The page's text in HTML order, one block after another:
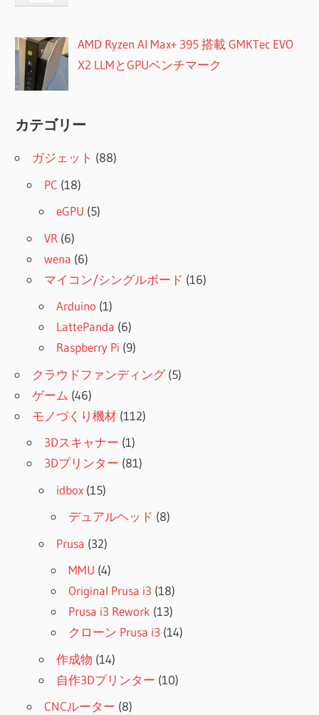
AMD Ryzen AI Max+ 395 搭載 GMKTec EVO
X2 LLMとGPUベンチマーク
カテゴリー
ガジェット (88)
PC (18)
eGPU (5)
VR (6)
wena (6)
マイコン/シングルボード (16)
Arduino (1)
LattePanda (6)
Raspberry Pi (9)
クラウドファンディング(5)
ゲーム (46)
モノづくり機材 (112)
3Dスキャナー (1)
3Dプリンター (81)
idbox (15)
デュアルヘッド (8)
Prusa (32)
MMU (4)
Original Prusa i3 (18)
Prusa i3 Rework (13)
クローン Prusa i3 (14)
作成物 (14)
自作3Dプリンター (10)
CNCルーター (8)